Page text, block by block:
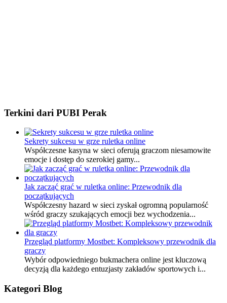
Terkini dari PUBI Perak
Sekrety sukcesu w grze ruletka online
Współczesne kasyna w sieci oferują graczom niesamowite
emocje i dostęp do szerokiej gamy...
Jak zacząć grać w ruletka online: Przewodnik dla
początkujących
Współczesny hazard w sieci zyskał ogromną popularność
wśród graczy szukających emocji bez wychodzenia...
Przegląd platformy Mostbet: Kompleksowy przewodnik dla
graczy
Wybór odpowiedniego bukmachera online jest kluczową
decyzją dla każdego entuzjasty zakładów sportowych i...
Kategori Blog